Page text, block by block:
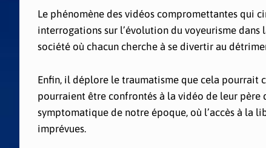
Le phénomène des vidéos compromettantes qui
interrogations sur l’évolution du voyeurisme dans
société où chacun cherche à se divertir au
Enfin, il déplore le traumatisme que cela pourrait
pourraient être confrontés à la vidéo de leur père
symptomatique de notre époque, où l’accès à la
imprévues.